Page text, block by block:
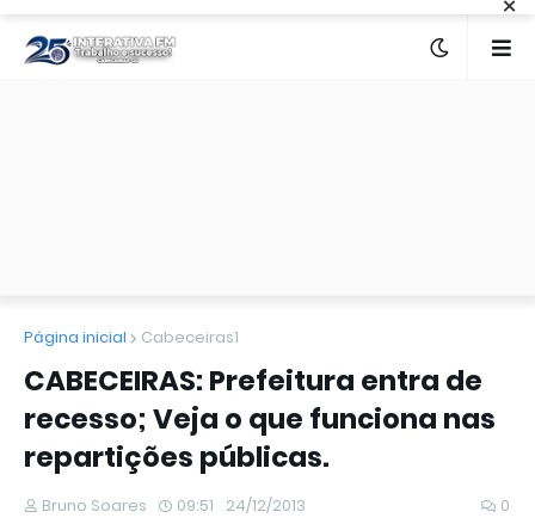
Página inicial Cabeceiras1
CABECEIRAS: Prefeitura entra de
recesso; Veja o que funciona nas
repartições públicas.
Bruno Soares 09:51 24/12/2013 0